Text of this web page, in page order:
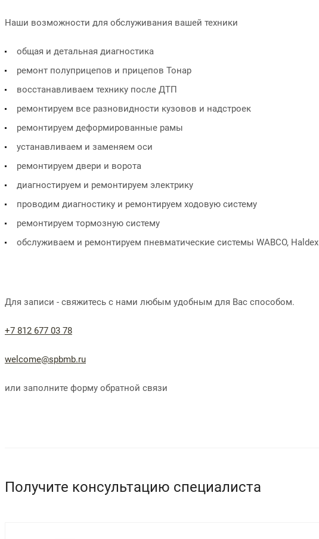
Наши возможности для обслуживания вашей техники
общая и детальная диагностика
ремонт полуприцепов и прицепов Тонар
восстанавливаем технику после ДТП
ремонтируем все разновидности кузовов и надстроек
ремонтируем деформированные рамы
устанавливаем и заменяем оси
ремонтируем двери и ворота
диагностируем и ремонтируем электрику
проводим диагностику и ремонтируем ходовую систему
ремонтируем тормозную систему
обслуживаем и ремонтируем пневматические системы WABCO, Haldex
Для записи - свяжитесь с нами любым удобным для Вас способом.
+7 812 677 03 78
welcome@spbmb.ru
или заполните форму обратной связи
Получите консультацию специалиста